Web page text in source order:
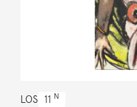
LOS 11 N